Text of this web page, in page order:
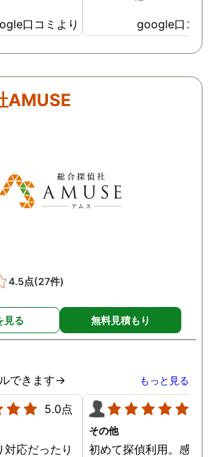
識も豊富で、
ら対応されて
口コミにもあ
親身になっ
ける探偵さん
口コミより
っかりと撮ってもらうこ
が出来ました。調査中も
動きがある度に細かく報
してくださり、安心しま
読めない中、柔軟に対応
す。
google口コミ
AMUSE
4.5点(27件)
見る 無料見積もり
できます→ もっと見る
5.0点
応だったり
その他
初めて探偵利用。感想を